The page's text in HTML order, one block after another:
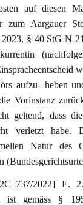
auf diesen
zum Aargauer
§ 40 StG N
aufzu- heben
Vorinstanz
geltend, dass
verletzt habe.
Natur des
2022] E.
ist gemäss §